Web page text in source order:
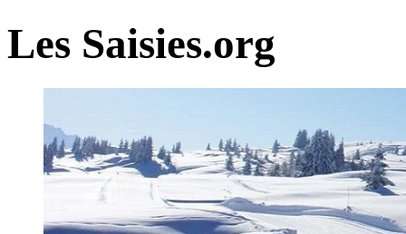
Les Saisies.org